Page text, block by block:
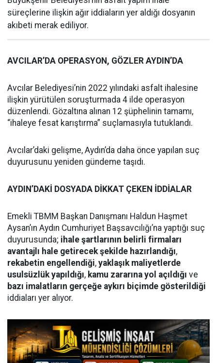
süreçlerine ilişkin ağır iddiaların yer aldığı dosyanın
akıbeti merak ediliyor.
AVCILAR’DA OPERASYON, GÖZLER AYDIN’DA
Avcılar Belediyesi’nin 2022 yılındaki asfalt ihalesine
ilişkin yürütülen soruşturmada 4 ilde operasyon
düzenlendi. Gözaltına alınan 12 şüphelinin tamamı,
“ihaleye fesat karıştırma” suçlamasıyla tutuklandı.
Avcılar’daki gelişme, Aydın’da daha önce yapılan suç
duyurusunu yeniden gündeme taşıdı.
AYDIN’DAKİ DOSYADA DİKKAT ÇEKEN İDDİALAR
Emekli TBMM Başkan Danışmanı Haldun Haşmet
Aysan’ın Aydın Cumhuriyet Başsavcılığı’na yaptığı suç
duyurusunda; ihale şartlarının belirli firmaları
avantajlı hale getirecek şekilde hazırlandığı,
rekabetin engellendiği, yaklaşık maliyetlerde
usulsüzlük yapıldığı, kamu zararına yol açıldığı ve
bazı imalatların gerçeğe aykırı biçimde gösterildiği
iddiaları yer alıyor.